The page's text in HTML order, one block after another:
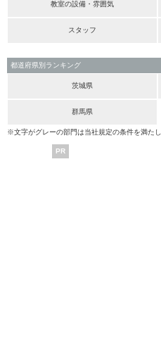
教室の設備・雰囲気
スタッフ
都道府県別ランキング
茨城県
群馬県
※文字がグレーの部門は当社規定の条件を満た
PR